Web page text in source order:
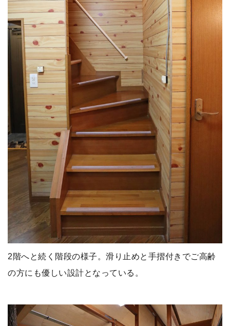
2階へと続く階段の様子。滑り止めと手摺付きでご高齢
の方にも優しい設計となっている。